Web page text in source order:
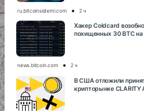
ru.bitcoinsistemi.com 2 ч
Хакер Coldcard
похищенных 30 BTC
news.bitcoin.com 2 ч
В США отложили
крипторынке CLARITY